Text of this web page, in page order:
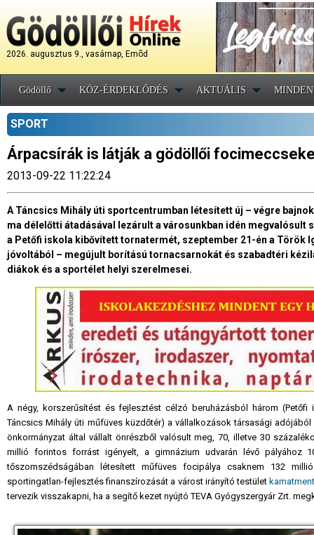
2026. augusztus 9., vasárnap, Emõd
Gödöllő KÖZ-ÉRDEKLŐDÉS AKTUÁLIS
SPORT
Árpacsírák is látják a gödöllői
2013-09-22 11:22:24
A Táncsics Mihály úti sportcentrumban létesített új – végre
ma délelőtti átadásával lezárult a városunkban idén
a Petőfi iskola kibővített tornatermét, szeptember 21-én a Török
jóvoltából – megújult borítású tornacsarnokát és szabadtéri
diákok és a sportélet helyi szerelmesei.
A négy, korszerűsítést és fejlesztést célzó beruházásból három (Petőfi
Táncsics Mihály úti műfüves küzdőtér) a vállalkozások társasági
önkormányzat által vállalt önrészből valósult meg, 70, illetve 30
millió forintos forrást igényelt, a gimnázium udvarán lévő pályához
tőszomszédságában létesített műfüves focipálya csaknem 132
sportingatlan-fejlesztés finanszírozását a várost irányító testület
tervezik visszakapni, ha a segítő kezet nyújtó TEVA Gyógyszergyár Zrt.